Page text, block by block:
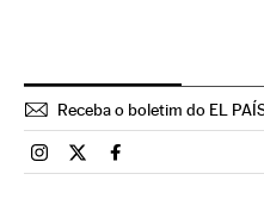
Receba o boletim do EL
Brasil El País Brasil en
Brasil El País Brasil en
Brasil El País